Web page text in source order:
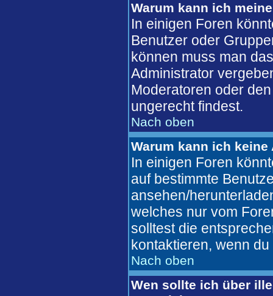
Warum kann ich
In einigen Foren
Benutzer oder
können muss man
Administrator
Moderatoren oder
ungerecht findest.
Nach oben
Warum kann ich
In einigen Foren
auf bestimmte
ansehen/
welches nur vom
solltest die
kontaktieren, wenn
Nach oben
Wen sollte ich über